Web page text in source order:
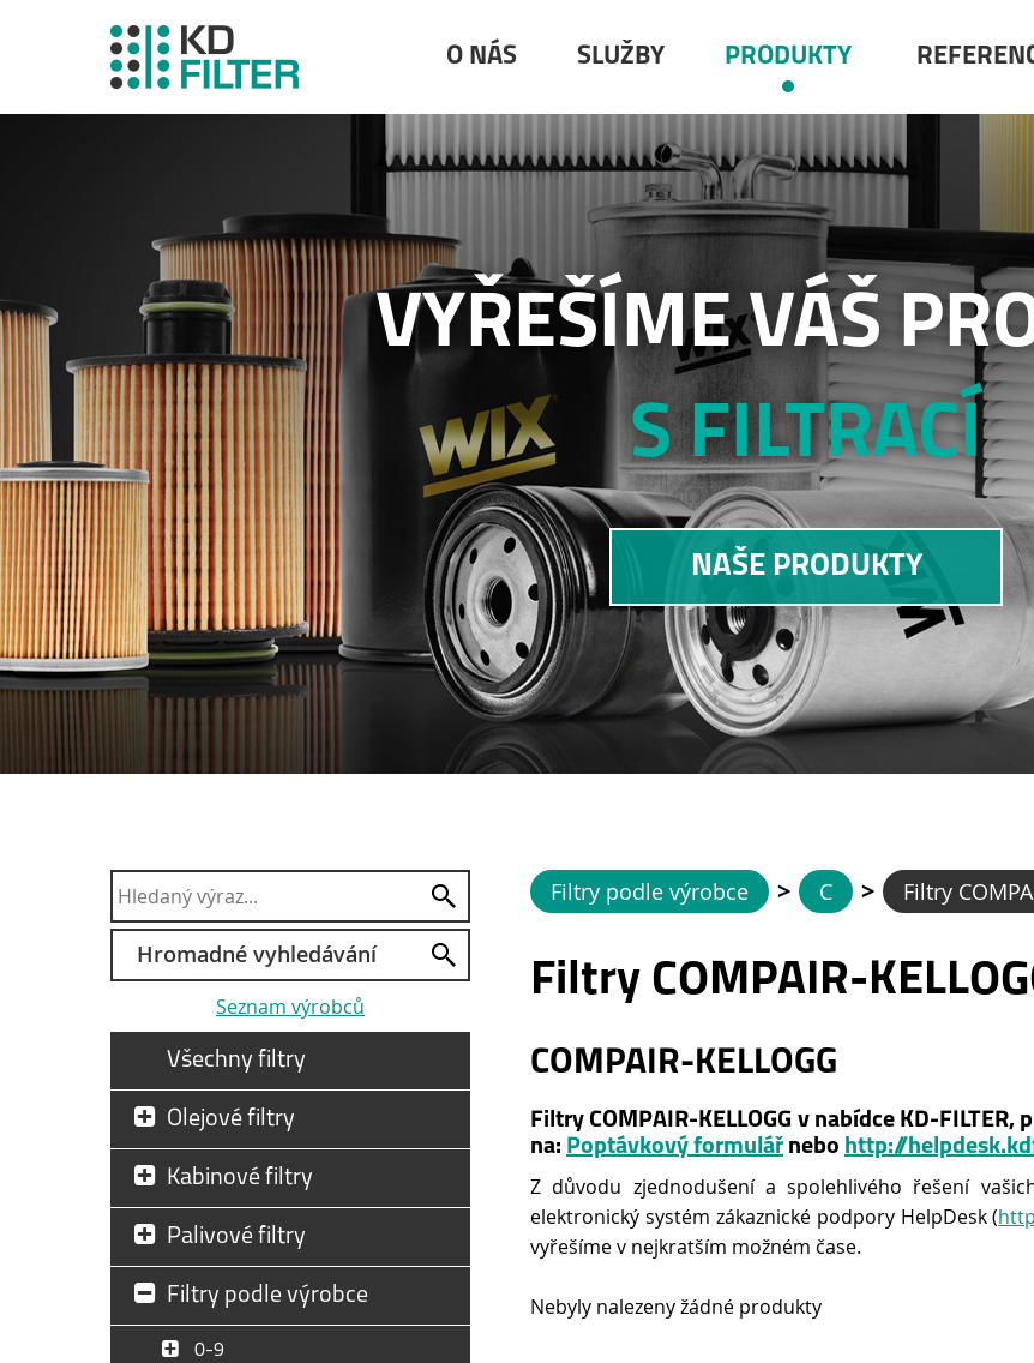
O NÁS SLUŽBY PRODUKTY
VYŘEŠÍME VÁŠ
S FILTRACÍ
NAŠE PRODUKTY
Hromadné vyhledávání
Seznam výrobců
Všechny filtry
Olejové filtry
Kabinové filtry
Palivové filtry
Filtry podle výrobce
0-9
Filtry podle výrobce > C > Filtry
Filtry COMPAIR-
COMPAIR-KELLOGG
Filtry COMPAIR-KELLOGG v nabídce KD-
na: Poptávkový formulář nebo http://
Z důvodu zjednodušení a spolehlivého řešení
elektronický systém zákaznické podpory HelpDesk (
vyřešíme v nejkratším možném čase.
Nebyly nalezeny žádné produkty